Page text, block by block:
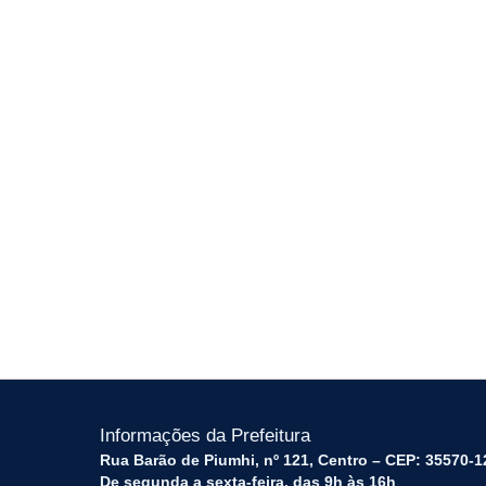
Informações da Prefeitura
Rua Barão de Piumhi, nº 121, Centro – CEP: 35570-
De segunda a sexta-feira, das 9h às 16h